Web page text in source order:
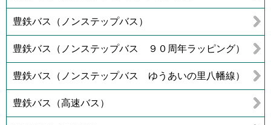
豊鉄バス（ノンステップバス）
豊鉄バス（ノンステップバス ９０周年ラッピング）
豊鉄バス（ノンステップバス ゆうあいの里八幡線）
豊鉄バス（高速バス）